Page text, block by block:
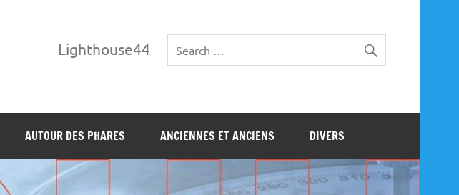
Lighthouse44
AUTOUR DES PHARES ANCIENNES ET ANCIENS DIVERS